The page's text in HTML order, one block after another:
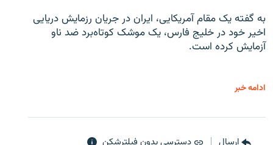
به گفته یک مقام آمریکایی، ایران در جریان رزمایش دریایی
اخیر خود در خلیج فارس، یک موشک کوتاه‌برد ضد ناو
آزمایش کرده است.
ادامه خبر
ارسال دسترسی بدون فیلترشکن